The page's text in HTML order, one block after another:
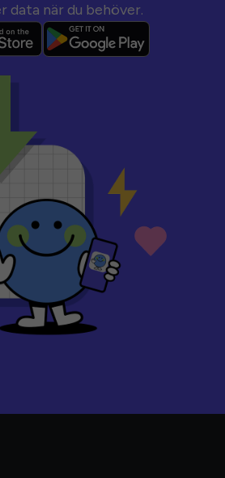
data när du behöver.